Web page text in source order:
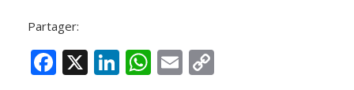
Partager:
F X Li W E